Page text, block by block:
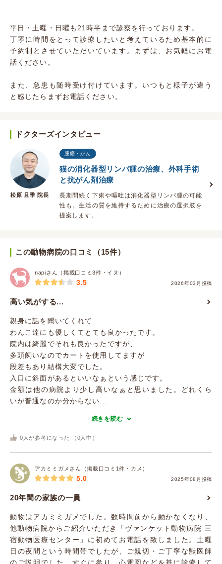
平日・土曜・日曜も21時半まで診察を行っております。
丁寧に時間をとって診療したいと考えているため基本的に
予約制とさせていただいています。まずは、お気軽にお電
話ください。
また、急患も随時受け付けています。いつもと様子が違う
と感じたらまずお電話ください。
ドクターズインタビュー
松原 且季 院長
腫瘍・がん
猫の消化器型リンパ腫の治療、外科手術
と抗がん剤治療
長期間続く下痢や嘔吐は消化器型リンパ腫の可能
性も。生活の質を維持するために治療の選択肢を
提案します。
この動物病院の口コミ（15件）
napiさん（掲載口コミ3件・イヌ）
2026年03月投稿
3.5
高い気がする...
親身に話を聞いてくれて
わんこ達にも優しくてとても良かったです。
院内は綺麗でそれも良かったですが、
多頭飼いなのでカートを使用してますが
段差もあり結構大変でした。
入口に斜面があるといいなぁという感じです。
金額は他の病院より少し高いなぁと思いました。どれくら
いが普通なのか分からない...
続きを読む
0 人が参考になった （ 0 人中）
アカミミガメさん（掲載口コミ1件・カメ）
2025年08月投稿
5.0
20年間の家族の一員
動物はアカミミガメでした。数時間前から動かなくなり、
他動物病院からご紹介いただき「ヴァンケット動物病院 三
宿動物医療センター」に初めてお電話を致しました。土曜
日の夜間という時間帯でしたが、ご親切・ご丁寧な獣医師